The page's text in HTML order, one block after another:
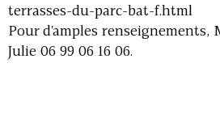
terrasses-du-parc-bat-f.html
Pour d'amples renseignements,
Julie 06 99 06 16 06.